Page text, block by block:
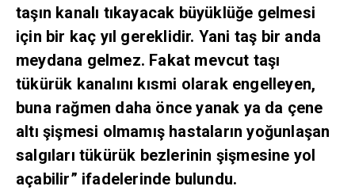
taşın kanalı tıkayacak büyüklüğe gelmesi
için bir kaç yıl gereklidir. Yani taş bir anda
meydana gelmez. Fakat mevcut taşı
tükürük kanalını kısmi olarak engelleyen,
buna rağmen daha önce yanak ya da çene
altı şişmesi olmamış hastaların yoğunlaşan
salgıları tükürük bezlerinin şişmesine yol
açabilir” ifadelerinde bulundu.